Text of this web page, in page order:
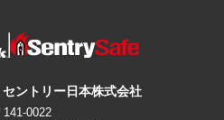
ントリー日本株式会社
141-0022